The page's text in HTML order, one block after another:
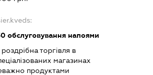
обслуговування напоями
торгівля в
магазинах
продуктами